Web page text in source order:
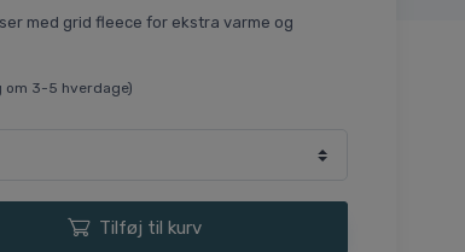
med grid fleece for ekstra varme og
om 3-5 hverdage)
Tilføj til kurv